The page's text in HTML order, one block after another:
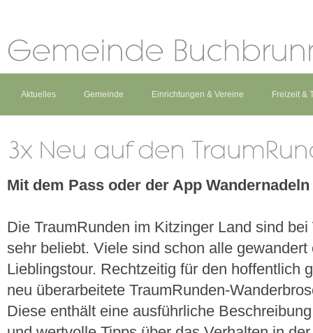
Aktuelles Gemeinde Einrichtungen & Vereine Freizeit &
Mit dem Pass oder der App
Die TraumRunden im Kitzinger Land sind
sehr beliebt. Viele sind schon alle
Lieblingstour. Rechtzeitig für den hoffentlich
neu überarbeitete TraumRunden-
Diese enthält eine ausführliche